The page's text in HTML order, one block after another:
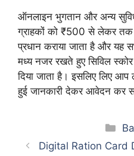
ऑनलाइन भुगतान और अन्य
ग्राहकों को ₹500 से लेकर
प्रधान कराया जाता है और यह
मध्य नजर रखते हुए सिविल
दिया जाता है। इसलिए लिए
हुई जानकारी देकर आवेदन कर
Digital Ration Card